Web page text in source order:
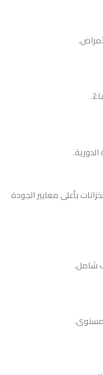
بأعلى معايير الجودة
شامل.
مستوى.